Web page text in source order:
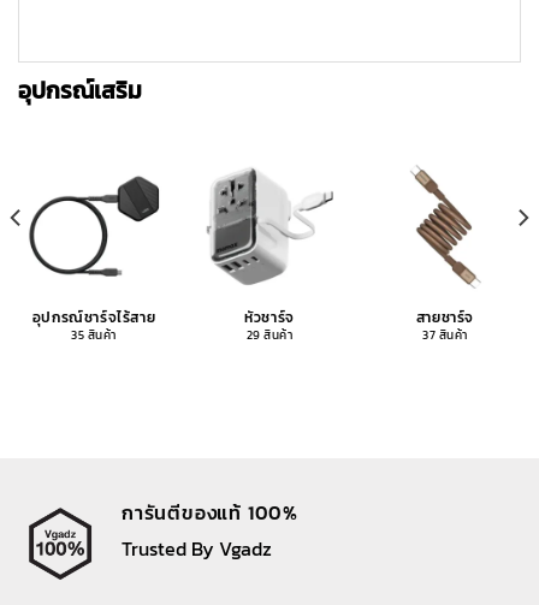
อุปกรณ์เสริม
อุปกรณ์ชาร์จไร้สาย
35 สินค้า
หัวชาร์จ
29 สินค้า
สายชาร์จ
37 สินค้า
การันตีของแท้ 100%
Trusted By Vgadz